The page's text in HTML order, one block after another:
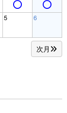
5 6
次月